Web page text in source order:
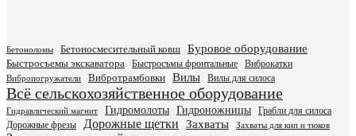
Бетоноломы Бетоносмесительный ковш Буровое оборудование
Быстросъемы экскаватора Быстросъмы фронтальные Виброкатки
Вибропогружатели Вибротрамбовки Вилы Вилы для силоса
Всё сельскохозяйственное оборудование
Гидравлический магнит Гидромолоты Гидроножницы
Грабли для силоса
Дорожные фрезы
Дорожные щетки Захваты Захваты для кип и тюков